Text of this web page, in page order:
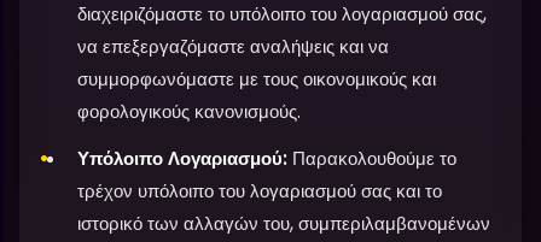
διαχειριζόμαστε το υπόλοιπο του λογαριασμού σας,
να επεξεργαζόμαστε αναλήψεις και να
συμμορφωνόμαστε με τους οικονομικούς και
φορολογικούς κανονισμούς.
Υπόλοιπο Λογαριασμού: Παρακολουθούμε το
τρέχον υπόλοιπο του λογαριασμού σας και το
ιστορικό των αλλαγών του, συμπεριλαμβανομένων